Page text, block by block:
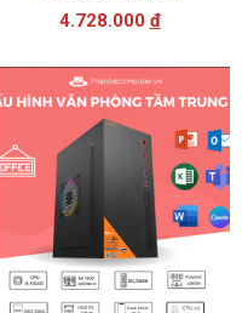
4.728.000 đ